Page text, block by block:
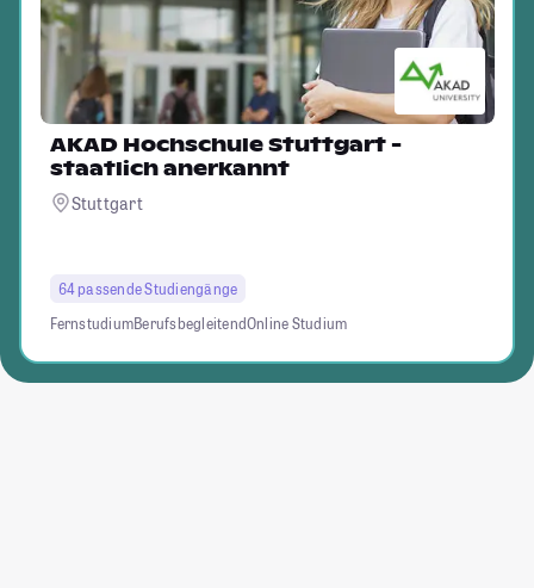
AKAD Hochschule Stuttgart -
staatlich anerkannt
Stuttgart
64 passende Studiengänge
FernstudiumBerufsbegleitendOnline Studium